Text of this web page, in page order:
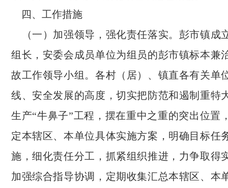
四、工作措施
（一）加强领导，强化责任落实。彭市镇成
组长，安委会成员单位为组员的彭市镇标本兼
故工作领导小组。各村（居）、镇直各有关单
线、安全发展的高度，切实把防范和遏制重特
生产“牛鼻子”工程，摆在重中之重的突出位置
定本辖区、本单位具体实施方案，明确目标任
施，细化责任分工，抓紧组织推进，力争取得
加强综合指导协调，定期收集汇总本辖区、本